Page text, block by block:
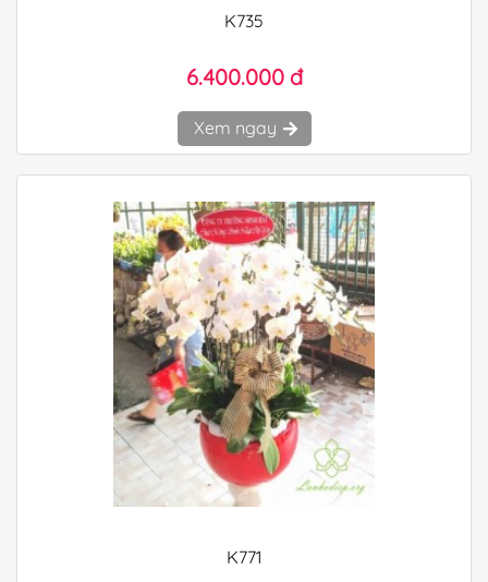
K735
6.400.000 đ
Xem ngay
K771